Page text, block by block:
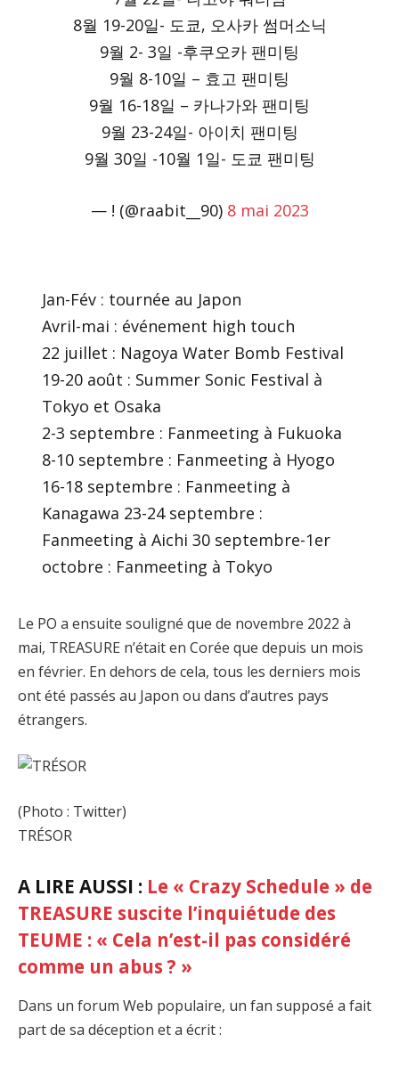
8월 19-20일- 도쿄, 오사카 썸머소닉
9월 2- 3일 -후쿠오카 팬미팅
9월 8-10일 – 효고 팬미팅
9월 16-18일 – 카나가와 팬미팅
9월 23-24일- 아이치 팬미팅
9월 30일 -10월 1일- 도쿄 팬미팅
— ! (@raabit__90) 8 mai 2023
Jan-Fév : tournée au Japon
Avril-mai : événement high touch
22 juillet : Nagoya Water Bomb Festival
19-20 août : Summer Sonic Festival à
Tokyo et Osaka
2-3 septembre : Fanmeeting à Fukuoka
8-10 septembre : Fanmeeting à Hyogo
16-18 septembre : Fanmeeting à
Kanagawa 23-24 septembre :
Fanmeeting à Aichi 30 septembre-1er
octobre : Fanmeeting à Tokyo
Le PO a ensuite souligné que de novembre 2022 à
mai, TREASURE n’était en Corée que depuis un mois
en février. En dehors de cela, tous les derniers mois
ont été passés au Japon ou dans d’autres pays
étrangers.
(Photo : Twitter)
TRÉSOR
A LIRE AUSSI : Le « Crazy Schedule » de
TREASURE suscite l’inquiétude des
TEUME : « Cela n’est-il pas considéré
comme un abus ? »
Dans un forum Web populaire, un fan supposé a fait
part de sa déception et a écrit :